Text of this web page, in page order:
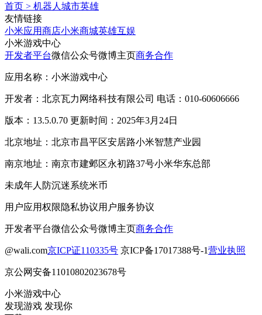
首页 > 机器人城市英雄
友情链接
小米应用商店小米商城英雄互娱
小米游戏中心
开发者平台微信公众号微博主页商务合作
应用名称：小米游戏中心
开发者：北京瓦力网络科技有限公司 电话：010-60606666
版本：13.5.0.70 更新时间：2025年3月24日
北京地址：北京市昌平区安居路小米智慧产业园
南京地址：南京市建邺区永初路37号小米华东总部
未成年人防沉迷系统米币
用户应用权限隐私协议用户服务协议
开发者平台微信公众号微博主页商务合作
@wali.com京ICP证110335号 京ICP备17017388号-1营业执照
京公网安备11010802023678号
小米游戏中心
发现游戏 发现你